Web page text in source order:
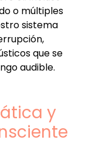
o múltiples
sistema
que se
audible.
y